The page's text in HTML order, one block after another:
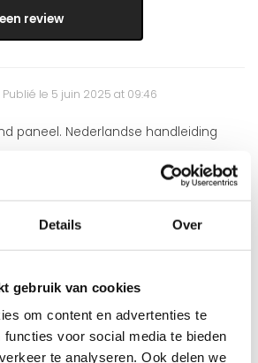
Details Over
gebruik van cookies
om content en advertenties te
functies voor social media te bieden
te analyseren. Ook delen we
review
Publié le 5 juin 2025 at 09:46
paneel. Nederlandse handleiding
handleiding
le 21 mars 2025 at 11:16
winterdagen, ik kan hem aan iedereen